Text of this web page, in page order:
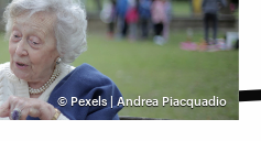
© Pexels | Andrea Piacquadio